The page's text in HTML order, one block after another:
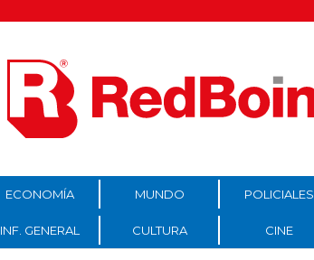
ECONOMÍA MUNDO POLICIALES
INF. GENERAL CULTURA CINE